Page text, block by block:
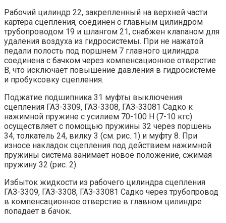
Рабочий цилиндр 22, закрепленный на верхней части
картера сцепления, соединен с главным цилиндром
трубопроводом 19 и шлангом 21, снабжен клапаном для
удаления воздуха из гидросистемы. При не нажатой
педали полость под поршнем 7 главного цилиндра
соединена с бачком через компенсационное отверстие
В, что исключает повышение давления в гидросистеме
и пробуксовку сцепления.
Поджатие подшипника 31 муфты выключения
сцепления ГАЗ-3309, ГАЗ-3308, ГАЗ-33081 Садко к
нажимной пружине с усилием 70-100 Н (7-10 кгс)
осуществляет с помощью пружины 32 через поршень
34, толкатель 24, вилку 3 (см. рис. 1) и муфту 8. При
износе накладок сцепления под действием нажимной
пружины система занимает новое положение, сжимая
пружину 32 (рис. 2).
Избыток жидкости из рабочего цилиндра сцепления
ГАЗ-3309, ГАЗ-3308, ГАЗ-33081 Садко через трубопровод
в компенсационное отверстие в главном цилиндре
попадает в бачок.